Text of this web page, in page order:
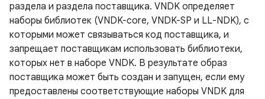
раздела и раздела поставщика. VNDK определяет
наборы библиотек (VNDK-core, VNDK-SP и LL-NDK), с
которыми может связываться код поставщика, и
запрещает поставщикам использовать библиотеки,
которых нет в наборе VNDK. В результате образ
поставщика может быть создан и запущен, если ему
предоставлены соответствующие наборы VNDK для